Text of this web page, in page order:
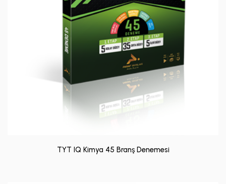
TYT IQ Kimya 45 Branş Denemesi